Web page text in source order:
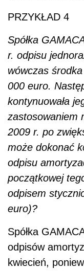
PRZYKŁAD 4
Spółka
r. odpisu
wówczas
000 euro.
kontynuowała
zastosowaniem
2009 r. po
może dokonać
odpisu
początkowej
odpisem
euro)?
Spółka
odpisów
kwiecień,